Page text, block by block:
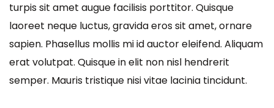
turpis sit amet augue facilisis porttitor. Quisque
laoreet neque luctus, gravida eros sit amet, ornare
sapien. Phasellus mollis mi id auctor eleifend. Aliquam
erat volutpat. Quisque in elit non nisl hendrerit
semper. Mauris tristique nisi vitae lacinia tincidunt.